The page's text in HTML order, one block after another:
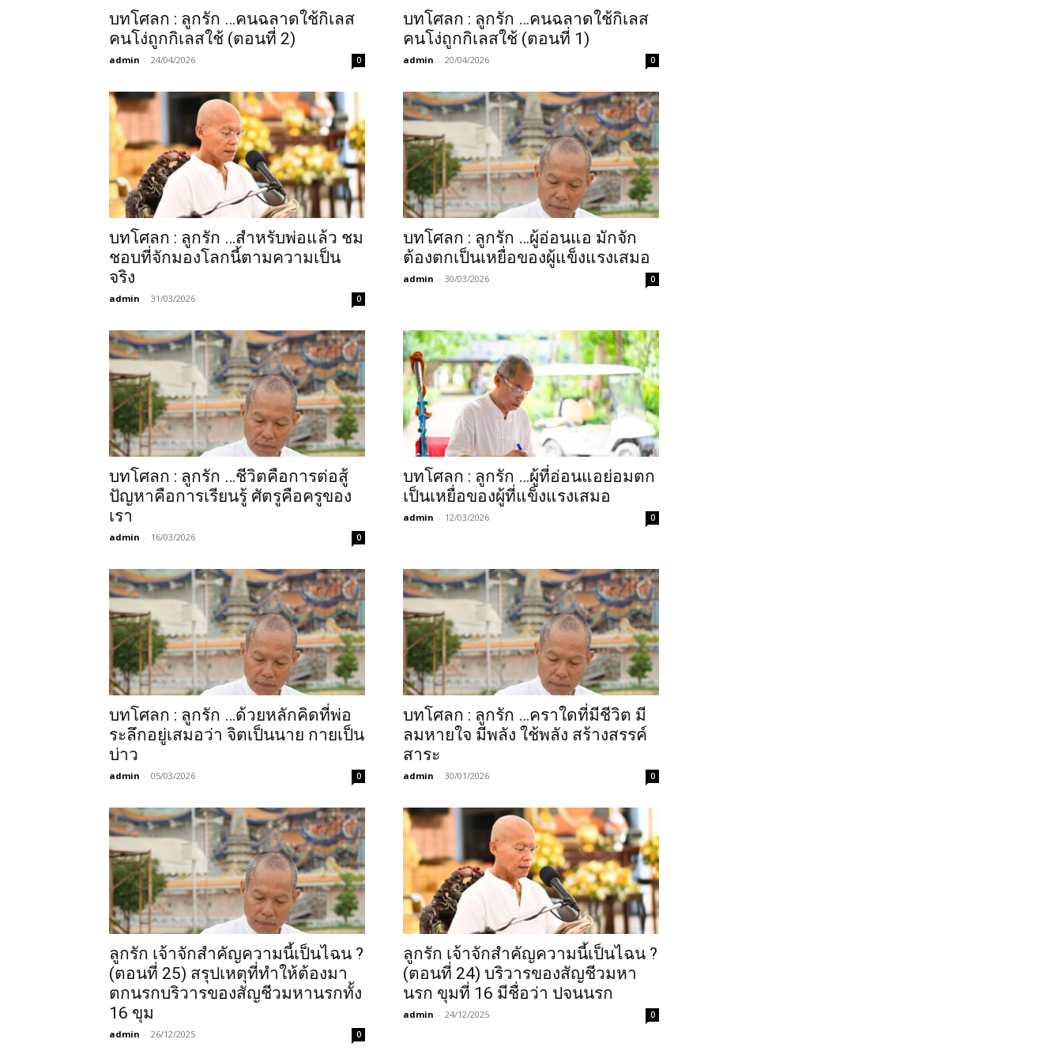
บทโศลก : ลูกรัก …คนฉลาดใช้กิเลส
คนโง่ถูกกิเลสใช้ (ตอนที่ 2)
admin - 24/04/2026 0
บทโศลก : ลูกรัก …คนฉลาดใช้กิเลส
คนโง่ถูกกิเลสใช้ (ตอนที่ 1)
admin - 20/04/2026 0
บทโศลก : ลูกรัก …สำหรับพ่อแล้ว ชม
ชอบที่จักมองโลกนี้ตามความเป็น
จริง
admin - 31/03/2026 0
บทโศลก : ลูกรัก …ผู้อ่อนแอ มักจัก
ต้องตกเป็นเหยื่อของผู้แข็งแรงเสมอ
admin - 30/03/2026 0
บทโศลก : ลูกรัก …ชีวิตคือการต่อสู้
ปัญหาคือการเรียนรู้ ศัตรูคือครูของ
เรา
admin - 16/03/2026 0
บทโศลก : ลูกรัก …ผู้ที่อ่อนแอย่อมตก
เป็นเหยื่อของผู้ที่แข็งแรงเสมอ
admin - 12/03/2026 0
บทโศลก : ลูกรัก …ด้วยหลักคิดที่พ่อ
ระลึกอยู่เสมอว่า จิตเป็นนาย กายเป็น
บ่าว
admin - 05/03/2026 0
บทโศลก : ลูกรัก …คราใดที่มีชีวิต มี
ลมหายใจ มีพลัง ใช้พลัง สร้างสรรค์
สาระ
admin - 30/01/2026 0
ลูกรัก เจ้าจักสำคัญความนี้เป็นไฉน ?
(ตอนที่ 25) สรุปเหตุที่ทำให้ต้องมา
ตกนรกบริวารของสัญชีวมหานรกทั้ง
16 ขุม
admin - 26/12/2025 0
ลูกรัก เจ้าจักสำคัญความนี้เป็นไฉน ?
(ตอนที่ 24) บริวารของสัญชีวมหา
นรก ขุมที่ 16 มีชื่อว่า ปจนนรก
admin - 24/12/2025 0